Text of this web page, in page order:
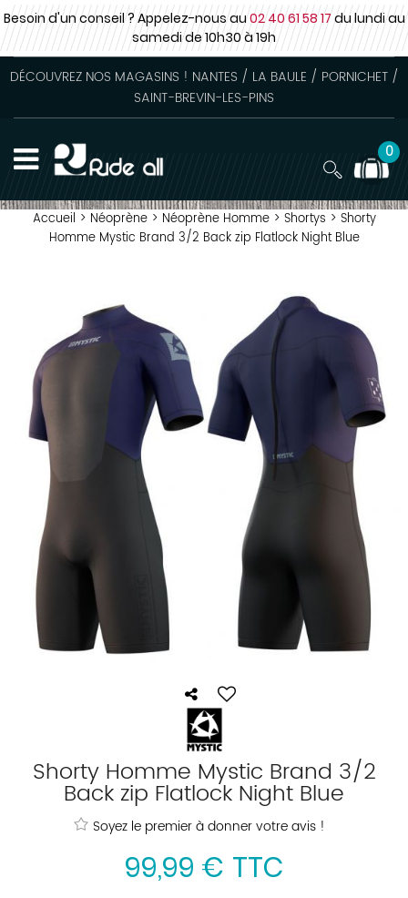
Besoin d'un conseil ? Appelez-nous au02 40 61 58 17du lundi au
samedide 10h30 à 19h
DÉCOUVREZ NOS MAGASINS ! NANTES / LA BAULE / PORNICHET /
SAINT-BREVIN-LES-PINS
0
Accueil > Néoprène > Néoprène Homme > Shortys > Shorty
Homme Mystic Brand 3/2 Back zip Flatlock Night Blue
Shorty Homme Mystic Brand 3/2
Back zip Flatlock Night Blue
Soyez le premier à donner votre avis !
99,99 € TTC